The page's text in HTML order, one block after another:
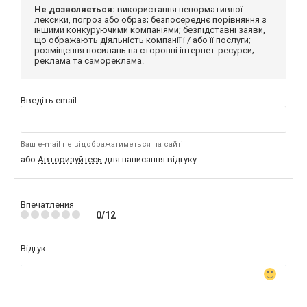
Не дозволяється: використання ненормативної
лексики, погроз або образ; безпосереднє порівняння з
іншими конкуруючими компаніями; безпідставні заяви,
що ображають діяльність компанії і / або її послуги;
розміщення посилань на сторонні інтернет-ресурси;
реклама та самореклама.
Введіть email:
Ваш e-mail не відображатиметься на сайті
або Авторизуйтесь для написання відгуку
Впечатления
0/12
Відгук: